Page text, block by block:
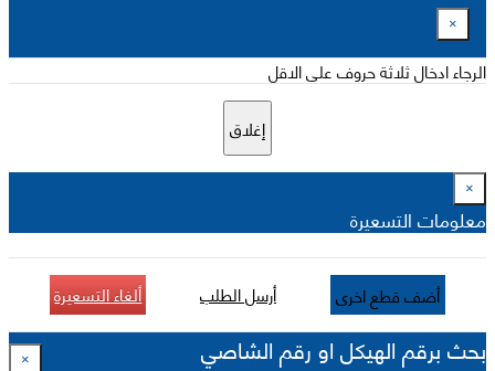
×
الرجاء ادخال ثلاثة حروف على الاقل
إغلاق
×
معلومات التسعيرة
أضف قطع اخرى أرسل الطلب ألغاء التسعيرة
بحث برقم الهيكل او رقم الشاصي ×